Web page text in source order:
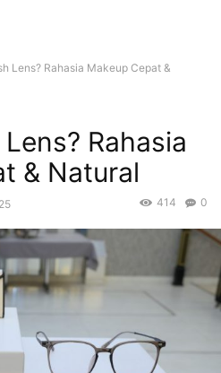
Lens? Rahasia Makeup Cepat &
Rahasia
& Natural
0
414